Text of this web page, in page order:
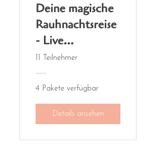
Deine magische
Rauhnachtsreise
- Live
Begleitung mit
Claudia
Heinicke und
Kakao Spezial
Angebot
optional
11 Teilnehmer
4 Pakete verfügbar
Details ansehen